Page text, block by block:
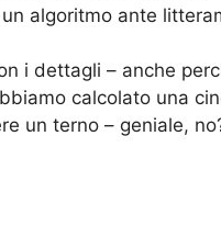
algoritmo ante
i dettagli – anche
calcolato una
un terno – geniale,